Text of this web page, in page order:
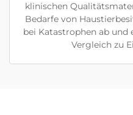
klinischen
Bedarfe von
bei Katastrophen ab
Vergleich zu